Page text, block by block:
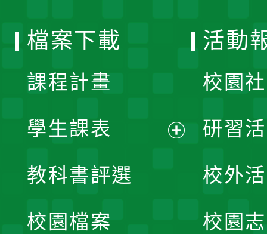
檔案下載
課程計畫
學生課表
教科書評選
校園檔案
活動
校園
研習
校外
校園